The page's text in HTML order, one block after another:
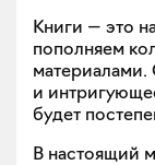
Книги — это
пополняем
материалами.
и
будет
В настоящий